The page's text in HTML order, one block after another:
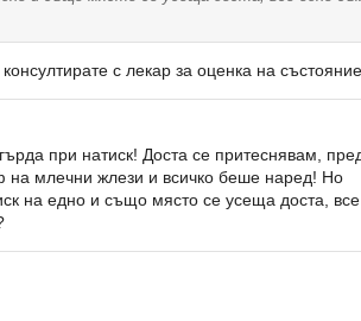
с лекар за оценка на
при натиск! Доста се притеснявам,
на млечни жлези и всичко беше наред! Но
на едно и също място се усеща доста,